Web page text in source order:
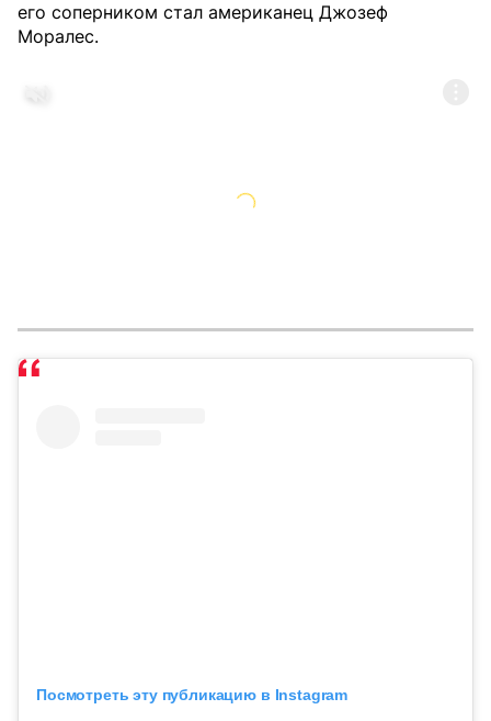
его соперником стал американец Джозеф
Моралес.
Посмотреть эту публикацию в Instagram